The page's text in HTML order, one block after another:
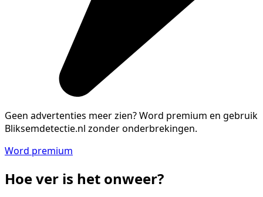
Geen advertenties meer zien?Word premium en gebruik
Bliksemdetectie.nl zonder onderbrekingen.
Word premium
Hoe ver is het onweer?